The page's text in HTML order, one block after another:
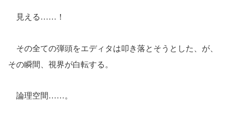
見える……！
その全ての弾頭をエディタは叩き落とそうとした、が、
その瞬間、視界が白転する。
論理空間……。